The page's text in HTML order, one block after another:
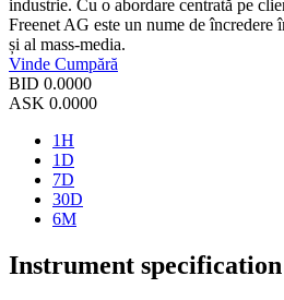
industrie. Cu o abordare centrată pe
Freenet AG este un nume de
și al mass-media.
Vinde Cumpără
BID 0.0000
ASK 0.0000
1H
1D
7D
30D
6M
Instrument